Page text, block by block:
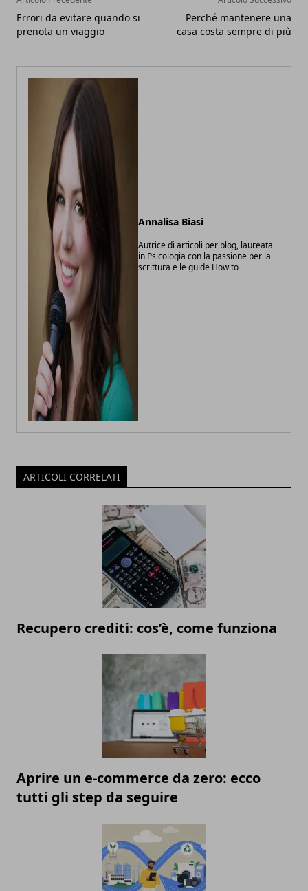
Errori da evitare quando si
prenota un viaggio
Perché mantenere una
casa costa sempre di più
Annalisa Biasi
Autrice di articoli per blog, laureata
in Psicologia con la passione per la
scrittura e le guide How to
ARTICOLI CORRELATI
Recupero crediti: cos’è, come funziona
Aprire un e-commerce da zero: ecco
tutti gli step da seguire